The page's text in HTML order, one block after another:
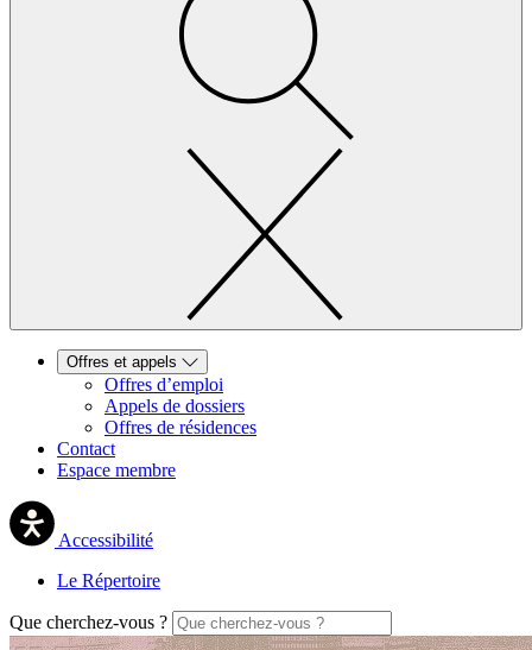
Offres et appels
Offres d’emploi
Appels de dossiers
Offres de résidences
Contact
Espace membre
Accessibilité
Le Répertoire
Que cherchez-vous ?